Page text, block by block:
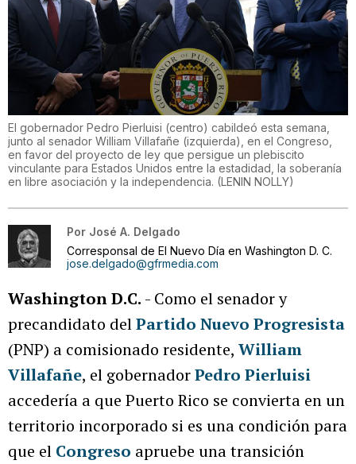
El gobernador Pedro Pierluisi (centro) cabildeó esta semana,
junto al senador William Villafañe (izquierda), en el Congreso,
en favor del proyecto de ley que persigue un plebiscito
vinculante para Estados Unidos entre la estadidad, la soberanía
en libre asociación y la independencia. (LENIN NOLLY)
Por José A. Delgado
Corresponsal de El Nuevo Día en Washington D. C.
jose.delgado@gfrmedia.com
Washington D.C. - Como el senador y
precandidato delPartido Nuevo Progresista
(PNP) a comisionado residente, William
Villafañe, el gobernadorPedro Pierluisi
accedería a que Puerto Rico se convierta en un
territorio incorporado si es una condición para
que el Congreso apruebe una transición